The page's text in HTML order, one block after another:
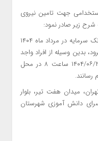
جهت تامین نیروی
شرح زیر صادر نمود:
کیوسک‌خبر ـ پیرو انتشار آگهی استخدام بانک سرمایه در مرداد ماه ۱۴۰۴
بدین وسیله از افراد واجد
شرایط دعوت می گردد روز جمعه مورخ ۱۴۰۴/۰۶/۲۱ ساعت ۸ در محل
میدان هفت تیر، بلوار
دانش آموزی شهرستان